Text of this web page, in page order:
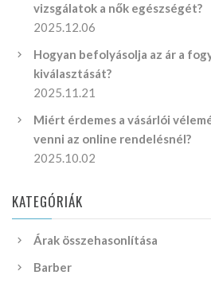
vizsgálatok a nők egészségét?
2025.12.06
Hogyan befolyásolja az ár a
kiválasztását?
2025.11.21
Miért érdemes a vásárlói
venni az online rendelésnél?
2025.10.02
KATEGÓRIÁK
Árak összehasonlítása
Barber